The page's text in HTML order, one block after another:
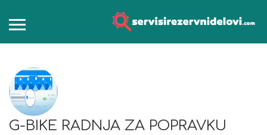
G-BIKE RADNJA ZA POPRAVKU